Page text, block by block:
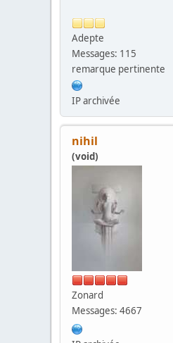
Adepte
Messages: 115
remarque pertinente
IP archivée
nihil
(void)
Zonard
Messages: 4667